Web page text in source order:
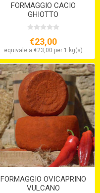
FORMAGGIO CACIO
GHIOTTO
€23,00
equivale a €23,00 per 1 kg(s)
FORMAGGIO OVICAPRINO
VULCANO